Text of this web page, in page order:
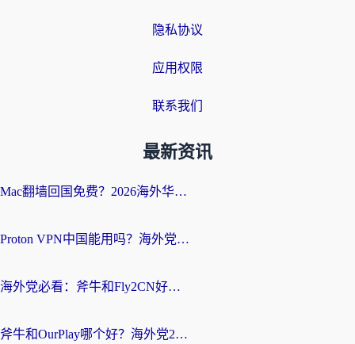
隐私协议
应用权限
联系我们
最新资讯
Mac翻墙回国免费？2026海外华人亲测：从CCTV5直播到国内APP，这样选加速器才靠谱
Proton VPN中国能用吗？海外党选回国加速器的避坑指南（附番茄加速器实测）
海外党必看：斧牛和Fly2CN好用吗？3招教你选对回国加速器（附免费试用攻略）
斧牛和OurPlay哪个好？海外党2026亲测：选对加速器，国内资源秒加载